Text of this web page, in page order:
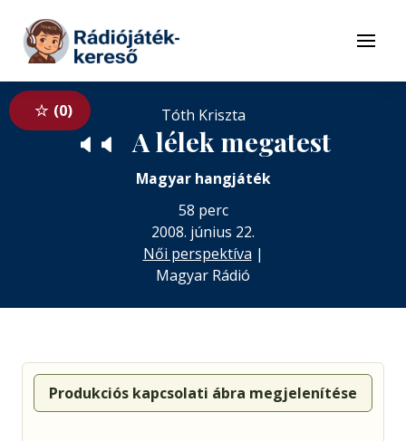
Tovább a tartalomhoz
Menü
0 Tóth Kriszta
🔈 🔈 A lélek megatest
Magyar hangjáték
58 perc
2008. június 22.
Női perspektíva |
Magyar Rádió
Produkciós kapcsolati ábra megjelenítése